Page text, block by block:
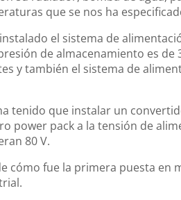
que se nos ha
el sistema de
de almacenamiento es de
y también el sistema de
tenido que instalar un
power pack a la tensión de
80 V.
cómo fue la primera puesta en